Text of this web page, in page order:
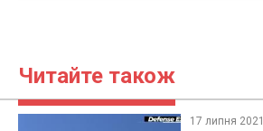
Читайте також
17 липня 2021